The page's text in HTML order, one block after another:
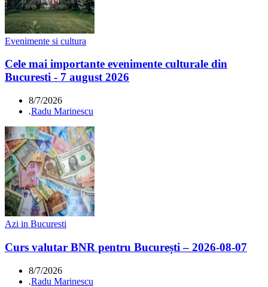
Evenimente si cultura
Cele mai importante evenimente culturale din
Bucuresti - 7 august 2026
8/7/2026
.Radu Marinescu
Azi in Bucuresti
Curs valutar BNR pentru București – 2026-08-07
8/7/2026
.Radu Marinescu